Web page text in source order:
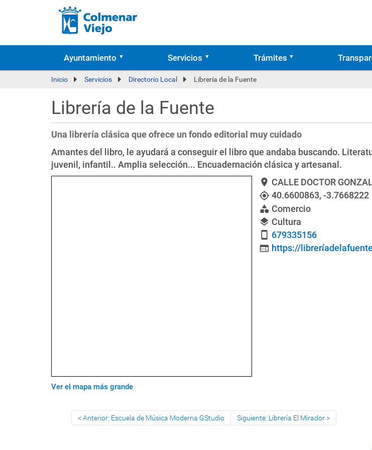
Ayuntamiento Servicios Trámites
Inicio Servicios Directorio Local Librería de la Fuente
Librería de la Fuente
Una librería clásica que ofrece un fondo editorial muy cuidado
Amantes del libro, le ayudará a conseguir el libro que andaba buscando.
juvenil, infantil.. Amplia selección... Encuadernación clásica y artesanal.
Ver el mapa más grande
location_on CALLE DOCTOR
my_location40.6600863, -3.7668222
category Comercio
layers Cultura
smartphone 679335156
web https://
Anterior: Escuela de Música Moderna GStudio Siguiente: Librería El Mirador